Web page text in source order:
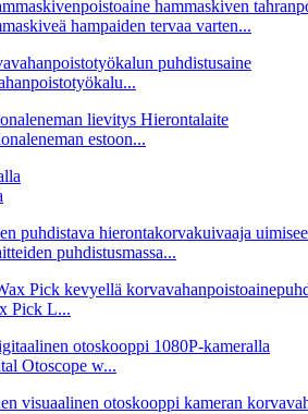
hampaiden tervaa varten...
estoon...
puhdistusmassa...
Pick L...
Otoscope w...